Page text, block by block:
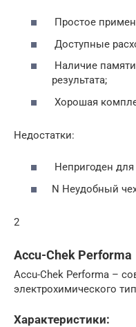
Простое
Доступные
Наличие
результата;
Хорошая
Недостатки:
Непригоден
N Неудобный
2
Accu-Chek Performa
Accu-Chek Performa –
электрохимического
Характеристики: